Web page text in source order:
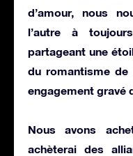
d’amour, nous
l’autre à
partageant une
du romantisme de
engagement gravé
Nous avons
achèterai des